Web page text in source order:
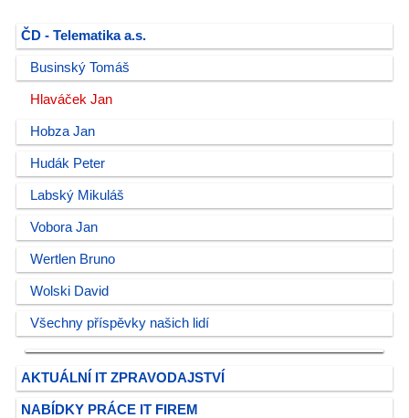
ČD - Telematika a.s.
Businský Tomáš
Hlaváček Jan
Hobza Jan
Hudák Peter
Labský Mikuláš
Vobora Jan
Wertlen Bruno
Wolski David
Všechny příspěvky našich lidí
AKTUÁLNÍ IT ZPRAVODAJSTVÍ
NABÍDKY PRÁCE IT FIREM